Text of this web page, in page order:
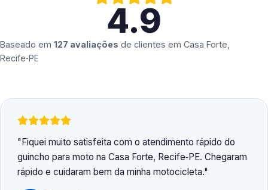
4.9
Baseado em 127 avaliações de clientes em Casa Forte,
Recife‑PE
Fiquei muito satisfeita com o atendimento rápido do
guincho para moto na Casa Forte, Recife‑PE. Chegaram
rápido e cuidaram bem da minha motocicleta.